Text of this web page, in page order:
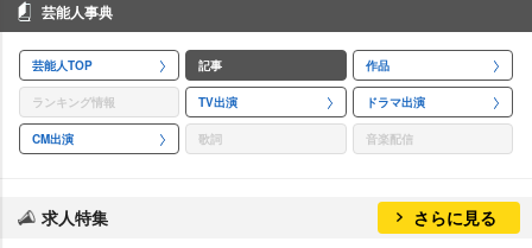
芸能人事典
芸能人TOP 記事 作品
ランキング情報 TV出演 ドラマ出演
CM出演 歌詞 音楽配信
求人特集 さらに見る